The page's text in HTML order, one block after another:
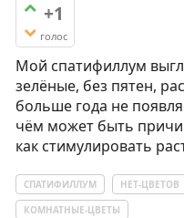
+1
голос
Мой спатифиллум
зелёные, без пятен,
больше года не
чём может быть
как стимулировать
СПАТИФИЛЛУМ НЕТ-ЦВЕТОВ
КОМНАТНЫЕ-ЦВЕТЫ